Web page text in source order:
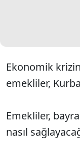
Ekonomik
emekliler,
Emekliler,
nasıl